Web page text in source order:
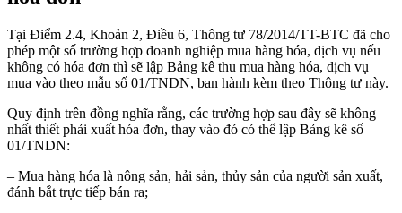
Tại Điểm 2.4, Khoản 2, Điều 6, Thông tư 78/2014/TT-BTC đã cho
phép một số trường hợp doanh nghiệp mua hàng hóa, dịch vụ nếu
không có hóa đơn thì sẽ lập Bảng kê thu mua hàng hóa, dịch vụ
mua vào theo mẫu số 01/TNDN, ban hành kèm theo Thông tư này.
Quy định trên đồng nghĩa rằng, các trường hợp sau đây sẽ không
nhất thiết phải xuất hóa đơn, thay vào đó có thể lập Bảng kê số
01/TNDN:
– Mua hàng hóa là nông sản, hải sản, thủy sản của người sản xuất,
đánh bắt trực tiếp bán ra;